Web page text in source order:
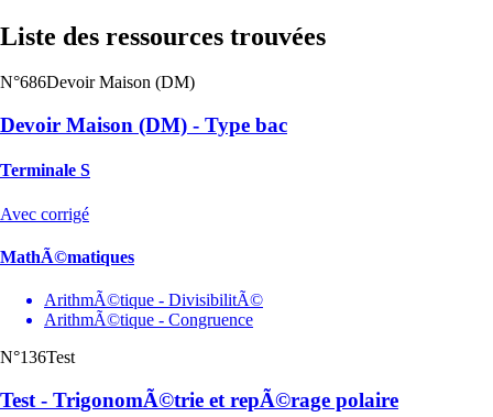
Liste des ressources trouvées
N°686Devoir Maison (DM)
Devoir Maison (DM) - Type bac
Terminale S
Avec corrigé
MathÃ©matiques
ArithmÃ©tique - DivisibilitÃ©
ArithmÃ©tique - Congruence
N°136Test
Test - TrigonomÃ©trie et repÃ©rage polaire